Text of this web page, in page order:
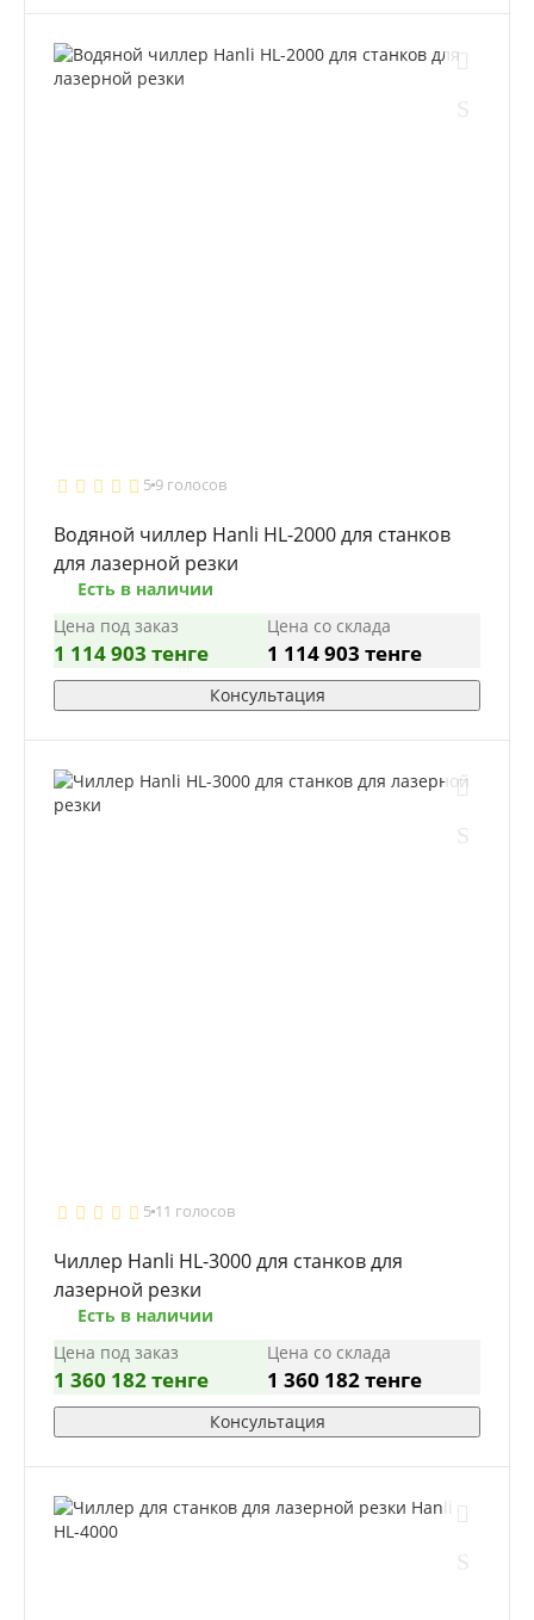
5 9 голосов
Водяной чиллер Hanli HL-2000 для станков
для лазерной резки
Есть в наличии
Цена под заказ
1 114 903 тенге
Цена со склада
1 114 903 тенге
Консультация
5 11 голосов
Чиллер Hanli HL-3000 для станков для
лазерной резки
Есть в наличии
Цена под заказ
1 360 182 тенге
Цена со склада
1 360 182 тенге
Консультация